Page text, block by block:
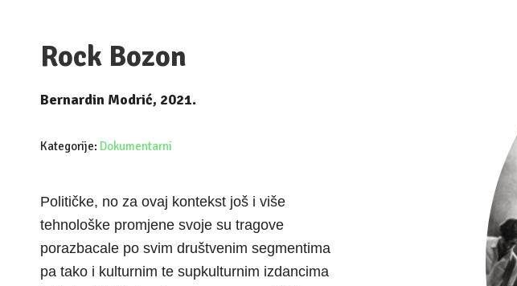
Rock Bozon
Bernardin Modrić, 2021.
Kategorije: Dokumentarni
Političke, no za ovaj kontekst još i više
tehnološke promjene svoje su tragove
porazbacale po svim društvenim segmentima
pa tako i kulturnim te supkulturnim izdancima